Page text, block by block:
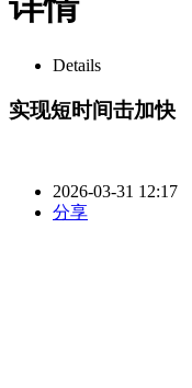
Details
实现短时间击加快
2026-03-31 12:17
分享